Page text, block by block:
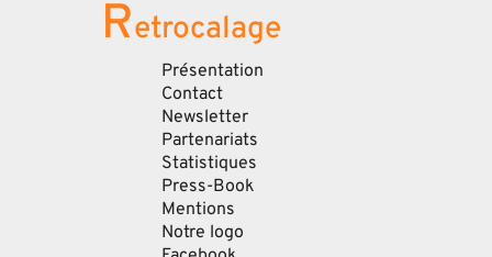
Retrocalage
Présentation
Contact
Newsletter
Partenariats
Statistiques
Press-Book
Mentions
Notre logo